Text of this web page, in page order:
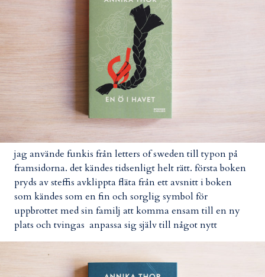
jag använde funkis från letters of sweden till typon på
framsidorna. det kändes tidsenligt helt rätt. första boken
pryds av steffis avklippta fläta från ett avsnitt i boken
som kändes som en fin och sorglig symbol för
uppbrottet med sin familj att komma ensam till en ny
plats och tvingas anpassa sig själv till något nytt